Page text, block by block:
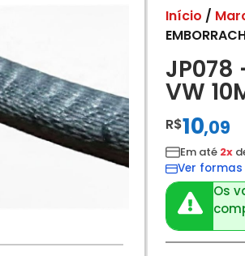
JP078
VW
Início /
R$10,09
Em até 2x
Ver
Os